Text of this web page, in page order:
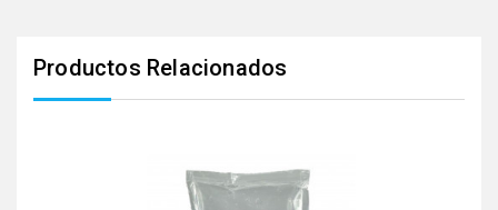
Productos Relacionados